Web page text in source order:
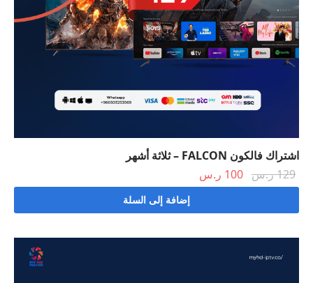
اشتراك فالكون FALCON – ثلاثة أشهر
129ر.س السعر
الأصلي
100 ر.س
الحالي هو:
100 ر.س.
إضافة إلى السلة